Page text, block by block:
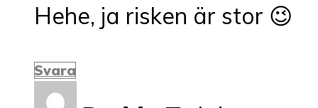
Hehe, ja risken är stor 😉
Svara